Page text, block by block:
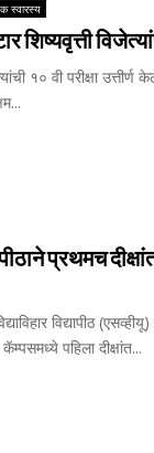
स्वारस्य
शिष्यवृत्ती
१० वी परीक्षा
प्रथमच
विद्यापीठ
पहिला दीक्षांत...